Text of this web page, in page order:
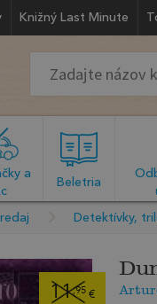
Knižný Last Minute
a
Beletria
Detektívky,
11,95 €